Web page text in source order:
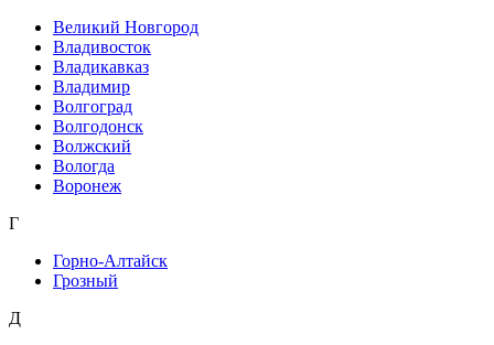
Великий Новгород
Владивосток
Владикавказ
Владимир
Волгоград
Волгодонск
Волжский
Вологда
Воронеж
Г
Горно-Алтайск
Грозный
Д